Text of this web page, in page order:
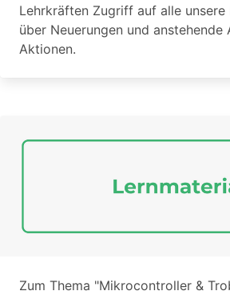
Lehrkräften Zugriff auf alle unsere
über Neuerungen und anstehende
Aktionen.
Zum Thema "Mikrocontroller &